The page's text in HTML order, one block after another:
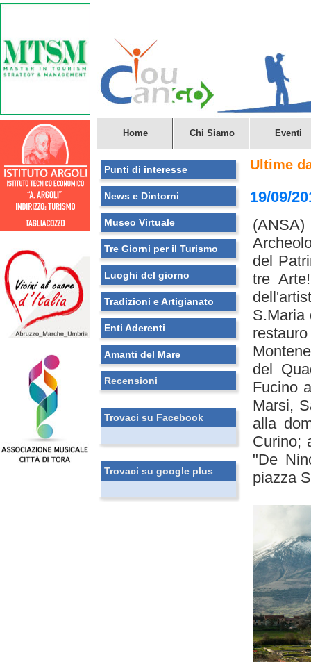
Home Chi Siamo Eventi
Punti di interesse
News e Dintorni
Museo Virtuale
Tre Giorni per il Turismo
Luoghi del giorno
Tradizioni e Artigianato
Enti Aderenti
Amanti del Mare
Recensioni
Trovaci su Facebook
Trovaci su google plus
Ultime
19/09/
del
tre
S.Maria
del
Fucino
Marsi,
alla
Curino;
"De
piazza